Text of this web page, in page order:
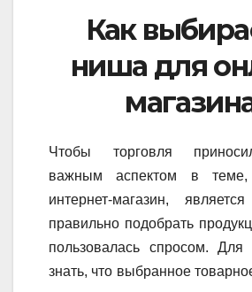
Как
ниша для
Чтобы торговля
важным аспектом в теме,
интернет-магазин,
правильно подобрать
пользовалась спросом. Для
знать, что выбранное